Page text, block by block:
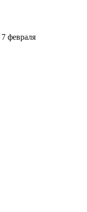
7 февраля